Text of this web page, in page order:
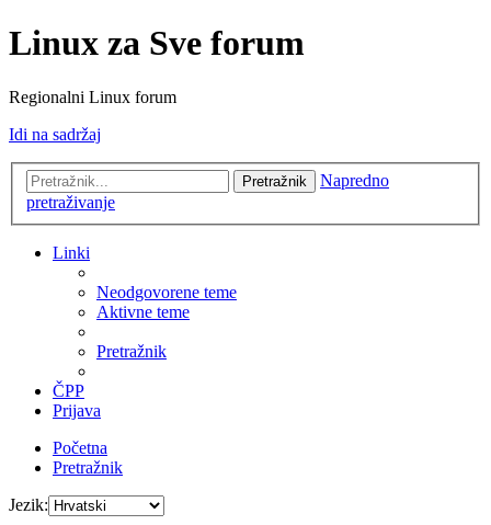
Linux za Sve forum
Regionalni Linux forum
Idi na sadržaj
Pretražnik
Napredno
pretraživanje
Linki
Neodgovorene teme
Aktivne teme
Pretražnik
ČPP
Prijava
Početna
Pretražnik
Jezik: